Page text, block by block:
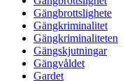
Gängbrottslighete
Gängkriminalitet
Gängkriminaliteten
Gängskjutningar
Gängvåldet
Gardet